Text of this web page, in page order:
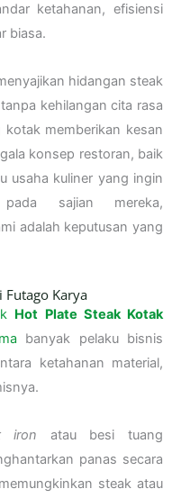
ketahanan, efisiensi
biasa.
hidangan steak
kehilangan cita rasa
memberikan kesan
konsep restoran, baik
usaha kuliner yang ingin
sajian mereka,
adalah keputusan yang
Futago Karya
Hot Plate Steak Kotak
banyak pelaku bisnis
ketahanan material,
iron atau besi tuang
panas secara
steak atau